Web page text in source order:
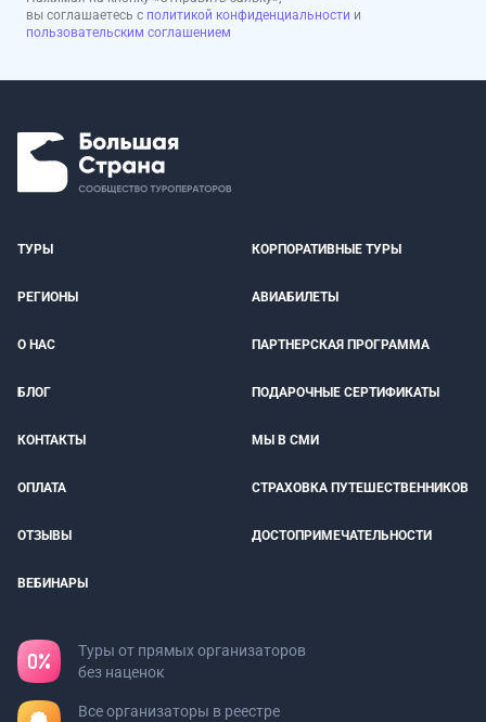
вы соглашаетесь с политикой конфиденциальности и
пользовательским соглашением
ТУРЫ КОРПОРАТИВНЫЕ ТУРЫ
РЕГИОНЫ АВИАБИЛЕТЫ
О НАС ПАРТНЕРСКАЯ ПРОГРАММА
БЛОГ ПОДАРОЧНЫЕ СЕРТИФИКАТЫ
КОНТАКТЫ МЫ В СМИ
ОПЛАТА СТРАХОВКА ПУТЕШЕСТВЕННИКОВ
ОТЗЫВЫ ДОСТОПРИМЕЧАТЕЛЬНОСТИ
ВЕБИНАРЫ
Туры от прямых организаторов
без наценок
Все организаторы в реестре